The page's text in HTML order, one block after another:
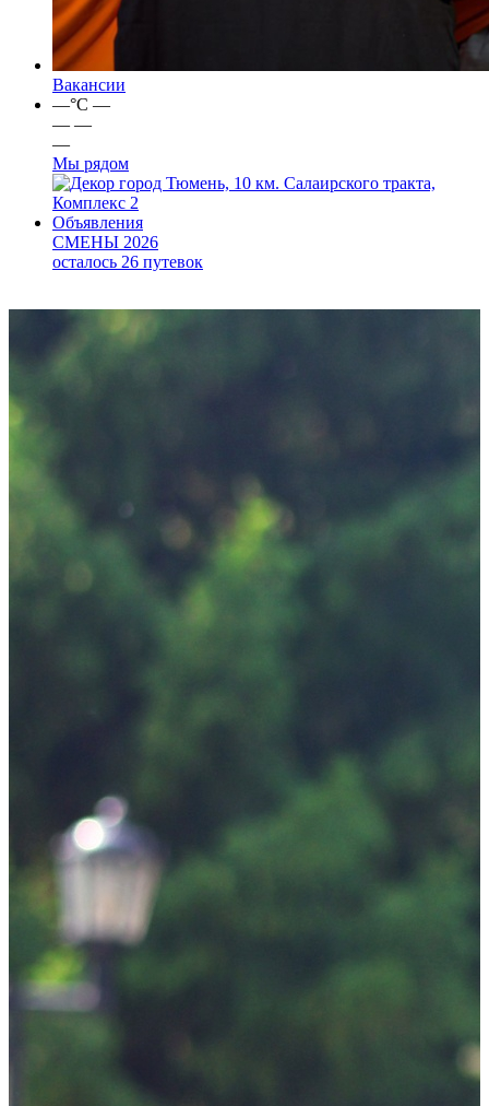
Вакансии
—°C —
— —
—
Мы рядом
город Тюмень, 10 км. Салаирского тракта,
Комплекс 2
Объявления
СМЕНЫ 2026
осталось 26 путевок